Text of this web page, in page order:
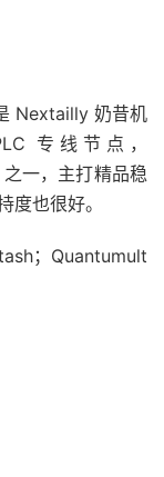
Nextailly 奶昔机
专线节点，
一，主打精品稳
也很好。
；Quantumult